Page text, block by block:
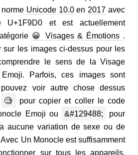
Unicode 10.0en 2017 avec
et est actuellement
😀 Visages & Émotions .
sur les images ci-dessus pour les
le sens de la Visage
Parfois, ces images sont
voir autre chose dessus
🧐
pour copier et coller le code
Emoji ou
&#129488;
pour
aucune variation de sexe ou de
Un Monocle est suffisamment
sur tous les appareils.